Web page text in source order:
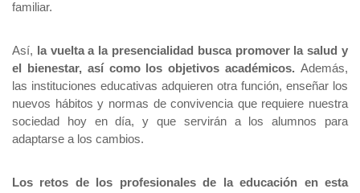
familiar.
Así,
la vuelta a la presencialidad busca promover la salud y
el bienestar, así como los objetivos académicos. Además,
las instituciones educativas adquieren otra función, enseñar los
nuevos hábitos y normas de convivencia que requiere nuestra
sociedad hoy en día, y que servirán a los alumnos para
adaptarse a los cambios.
Los retos de los profesionales de la educación en esta